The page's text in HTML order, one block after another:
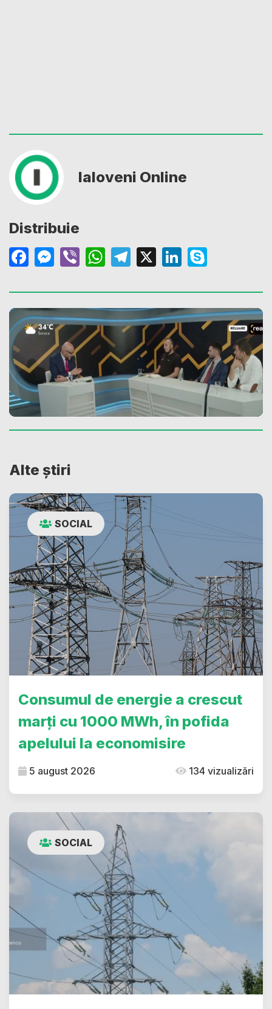
Ialoveni Online
Distribuie
Facebook
Messenger
ViberWhatsApp
Telegram
X LinkedIn
Alte știri
SOCIAL
Consumul de energie a crescut
marți cu 1000 MWh, în pofida
apelului la economisire
5 august 2026 134 vizualizări
SOCIAL